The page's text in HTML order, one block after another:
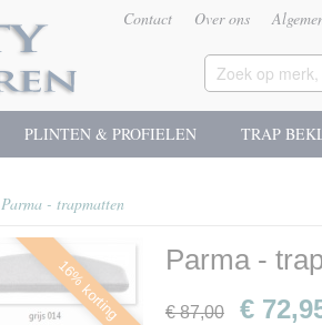
Contact Over ons
PLINTEN & PROFIELEN TRAP
Parma - trapmatten
16% korting Parma -
€ 87,00 €